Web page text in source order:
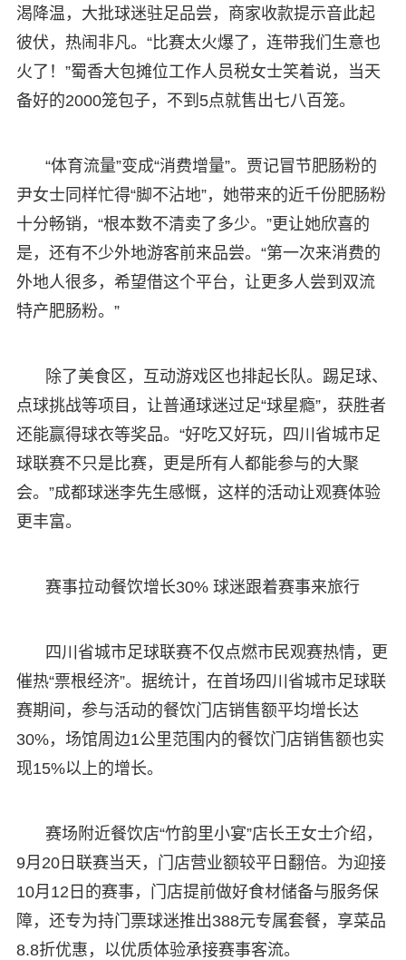
渴降温，大批球迷驻足品尝，商家收款提示音此起
彼伏，热闹非凡。“比赛太火爆了，连带我们生意也
火了！”蜀香大包摊位工作人员税女士笑着说，当天
备好的2000笼包子，不到5点就售出七八百笼。
“体育流量”变成“消费增量”。贾记冒节肥肠粉的
尹女士同样忙得“脚不沾地”，她带来的近千份肥肠粉
十分畅销，“根本数不清卖了多少。”更让她欣喜的
是，还有不少外地游客前来品尝。“第一次来消费的
外地人很多，希望借这个平台，让更多人尝到双流
特产肥肠粉。”
除了美食区，互动游戏区也排起长队。踢足球、
点球挑战等项目，让普通球迷过足“球星瘾”，获胜者
还能赢得球衣等奖品。“好吃又好玩，四川省城市足
球联赛不只是比赛，更是所有人都能参与的大聚
会。”成都球迷李先生感慨，这样的活动让观赛体验
更丰富。
赛事拉动餐饮增长30% 球迷跟着赛事来旅行
四川省城市足球联赛不仅点燃市民观赛热情，更
催热“票根经济”。据统计，在首场四川省城市足球联
赛期间，参与活动的餐饮门店销售额平均增长达
30%，场馆周边1公里范围内的餐饮门店销售额也实
现15%以上的增长。
赛场附近餐饮店“竹韵里小宴”店长王女士介绍，
9月20日联赛当天，门店营业额较平日翻倍。为迎接
10月12日的赛事，门店提前做好食材储备与服务保
障，还专为持门票球迷推出388元专属套餐，享菜品
8.8折优惠，以优质体验承接赛事客流。